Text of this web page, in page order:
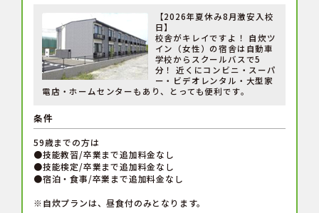
【2026年夏休み8月激安入校
日】
校舎がキレイですよ！ 自炊ツ
イン（女性）の宿舎は自動車
学校からスクールバスで5
分！ 近くにコンビニ・スーパ
ー・ビデオレンタル・大型家
電店・ホームセンターもあり、とっても便利です。
条件
59歳までの方は
●技能教習/卒業まで追加料金なし
●技能検定/卒業まで追加料金なし
●宿泊・食事/卒業まで追加料金なし
※自炊プランは、昼食付のみとなります。